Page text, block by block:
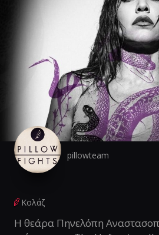
pillowteam
Κολάζ
Η θεάρα Πηνελόπη